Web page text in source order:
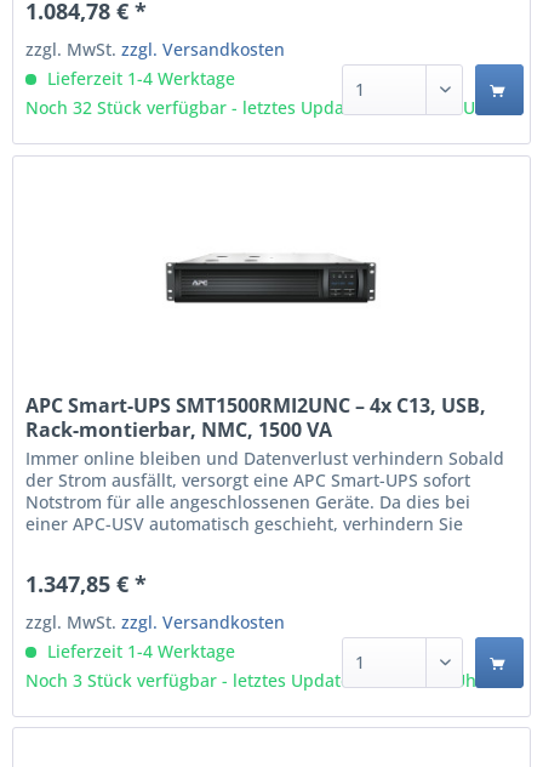
können Sie sogar kritische IT-Hardware...
1.084,78 € *
zzgl. MwSt.zzgl. Versandkosten
Lieferzeit 1-4 Werktage
Noch 32 Stück verfügbar - letztes Update 07.08 - 3:03 Uhr
APC Smart-UPS SMT1500RMI2UNC – 4x C13, USB,
Rack-montierbar, NMC, 1500 VA
(SMT1500RMI2UNC)
Immer online bleiben und Datenverlust verhindern Sobald
der Strom ausfällt, versorgt eine APC Smart-UPS sofort
Notstrom für alle angeschlossenen Geräte. Da dies bei
einer APC-USV automatisch geschieht, verhindern Sie
Shutdown-Software können Sie kritische IT-Hardware
sogar...
1.347,85 € *
zzgl. MwSt.zzgl. Versandkosten
Lieferzeit 1-4 Werktage
Noch 3 Stück verfügbar - letztes Update 07.08 - 3:03 Uhr